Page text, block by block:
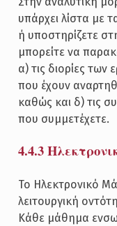
υπάρχει λίστα με
ή υποστηρίζετε
μπορείτε να
α) τις διορίες των
που έχουν
καθώς και δ) τις
που συμμετέχετε.
4.4.3
Το Ηλεκτρονικό
λειτουργική
Κάθε μάθημα